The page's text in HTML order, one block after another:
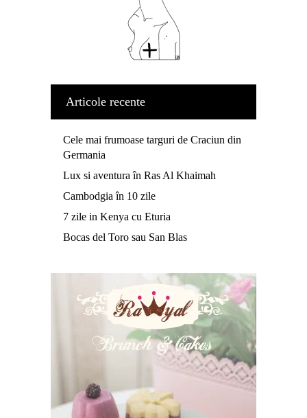
Articole recente
Cele mai frumoase targuri de Craciun din
Germania
Lux si aventura în Ras Al Khaimah
Cambodgia în 10 zile
7 zile in Kenya cu Eturia
Bocas del Toro sau San Blas